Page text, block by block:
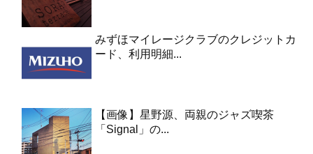
みずほマイレージクラブのクレジットカ
ード、利用明細...
【画像】星野源、両親のジャズ喫茶
「Signal」の...